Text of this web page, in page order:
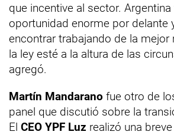
que incentive al sector. Argentina
oportunidad enorme por delante
encontrar trabajando de la mejor
la ley esté a la altura de las
agregó.
Martín Mandarano fue otro de
panel que discutió sobre la
El CEO YPF Luz realizó una